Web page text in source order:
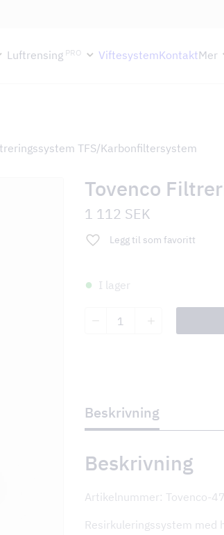
håller semesterstängt under vecka
Luftrensing PRO ViftesystemKontaktMer
TFS/Karbonfiltersystem
Tovenco
1 112 SEK
Legg til som favoritt
I lager
Filtreringssystem
TFS/Karbonfiltersystem
Beskrivning
Beskrivning
Artikelnummer: Tovenco-
Resirkuleringssystem